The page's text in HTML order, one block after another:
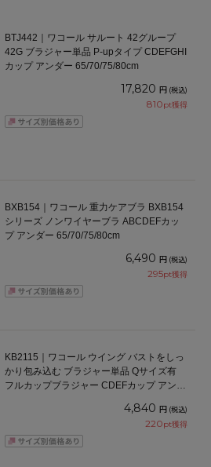
BTJ442｜ワコール サルート 42グループ
42G ブラジャー単品 P-upタイプ CDEFGHI
カップ アンダー 65/70/75/80cm
17,820 円 (税込)
810pt獲得
BXB154｜ワコール 重力ケアブラ BXB154
シリーズ ノンワイヤーブラ ABCDEFカッ
プ アンダー 65/70/75/80cm
6,490 円 (税込)
295pt獲得
KB2115｜ワコール ウイング バストをしっ
かり包み込む ブラジャー単品 Qサイズ有
フルカップブラジャー CDEFカップ アンダ
4,840 円 (税込)
220pt獲得